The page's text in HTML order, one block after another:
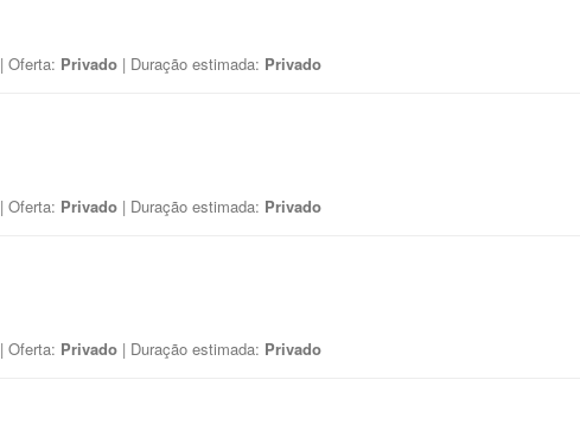
| Oferta: Privado | Duração estimada: Privado
| Oferta: Privado | Duração estimada: Privado
| Oferta: Privado | Duração estimada: Privado